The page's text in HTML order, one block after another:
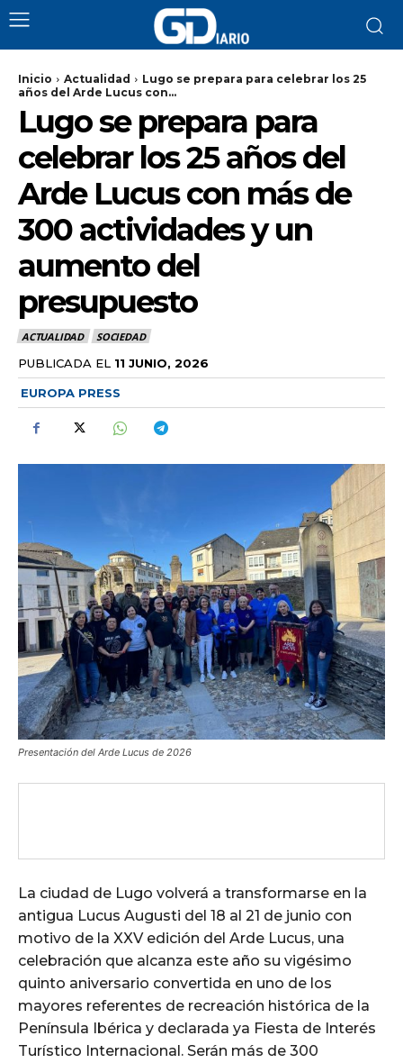
Inicio Actualidad
Lugo se prepara para celebrar los 25
años del Arde Lucus con...
Lugo se prepara para
celebrar los 25 años del
Arde Lucus con más de
300 actividades y un
aumento del
presupuesto
ACTUALIDAD SOCIEDAD
PUBLICADA EL 11 JUNIO, 2026
EUROPA PRESS
Presentación del Arde Lucus de 2026
La ciudad de Lugo volverá a transformarse en la
antigua Lucus Augusti del 18 al 21 de junio con
motivo de la XXV edición del Arde Lucus, una
celebración que alcanza este año su vigésimo
quinto aniversario convertida en uno de los
mayores referentes de recreación histórica de la
Península Ibérica y declarada ya Fiesta de Interés
Turístico Internacional. Serán más de 300